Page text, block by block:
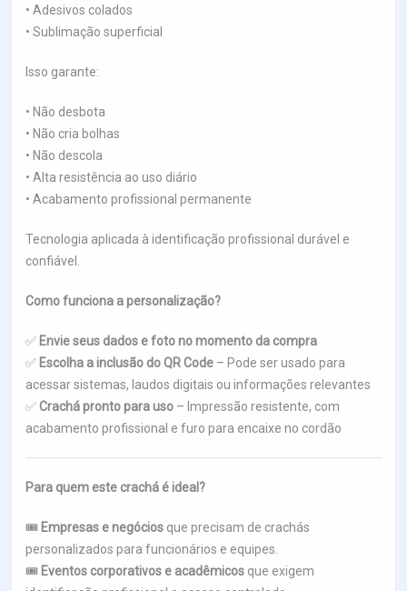
• Adesivos colados
• Sublimação superficial
Isso garante:
• Não desbota
• Não cria bolhas
• Não descola
• Alta resistência ao uso diário
• Acabamento profissional permanente
Tecnologia aplicada à identificação profissional durável e
confiável.
Como funciona a personalização?
✅ Envie seus dados e foto no momento da compra
✅ Escolha a inclusão do QR Code – Pode ser usado para
acessar sistemas, laudos digitais ou informações relevantes
✅Crachá pronto para uso – Impressão resistente, com
acabamento profissional e furo para encaixe no cordão
Para quem este crachá é ideal?
🎟 Empresas e negócios que precisam de crachás
personalizados para funcionários e equipes.
🎟 Eventos corporativos e acadêmicos que exigem